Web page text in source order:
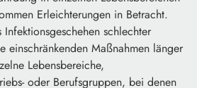
Erleichterungen in Betracht.
schlechter
einschränkenden Maßnahmen länger
Lebensbereiche,
oder Berufsgruppen, bei denen